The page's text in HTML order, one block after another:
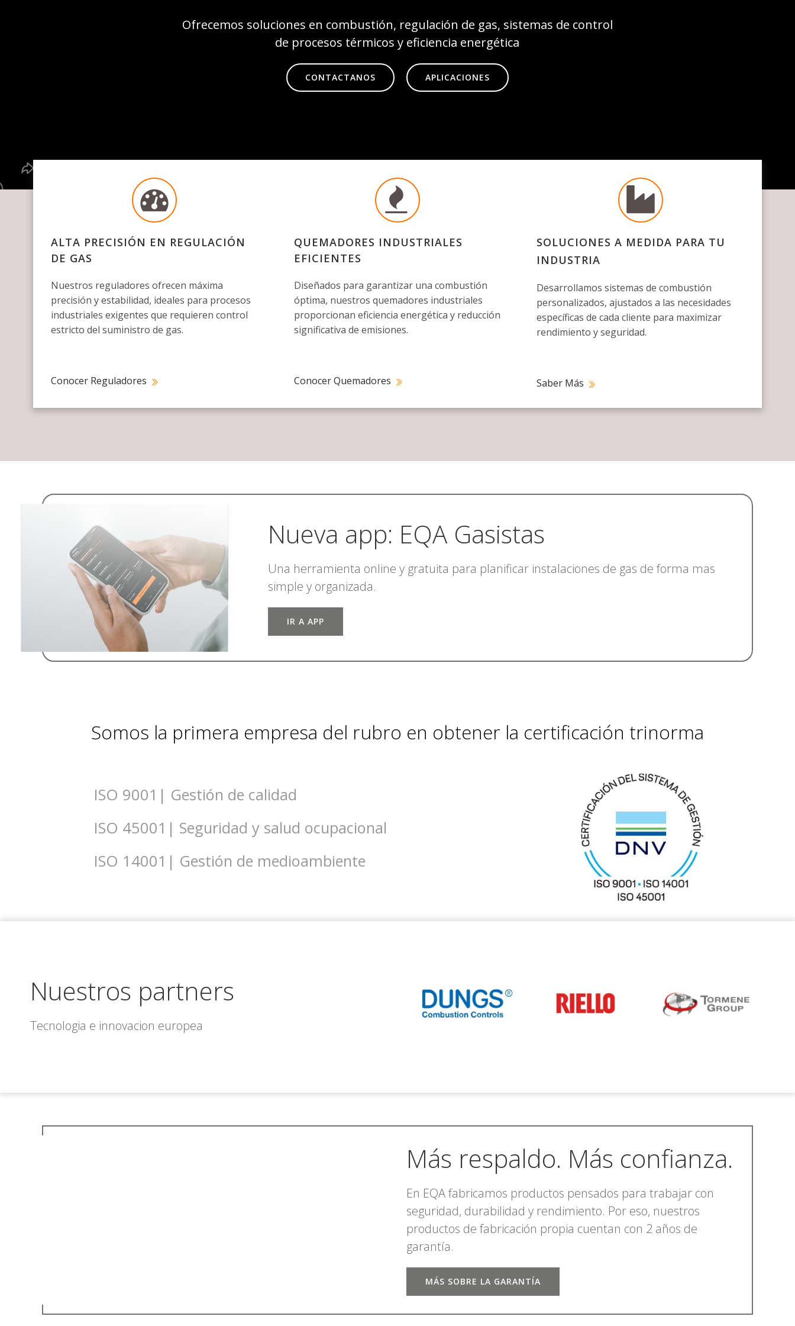
Ofrecemos soluciones en combustión, regulación de gas, sistemas de control
de procesos térmicos y eficiencia energética
CONTACTANOS APLICACIONES
ALTA PRECISIÓN EN REGULACIÓN
DE GAS
Nuestros reguladores ofrecen máxima
precisión y estabilidad, ideales para procesos
industriales exigentes que requieren control
estricto del suministro de gas.
Conocer Reguladores
QUEMADORES INDUSTRIALES
EFICIENTES
Diseñados para garantizar una combustión
óptima, nuestros quemadores industriales
proporcionan eficiencia energética y reducción
significativa de emisiones.
Conocer Quemadores
SOLUCIONES A MEDIDA PARA TU
INDUSTRIA
Desarrollamos sistemas de combustión
personalizados, ajustados a las necesidades
específicas de cada cliente para maximizar
rendimiento y seguridad.
Saber Más
Nueva app: EQA Gasistas
Una herramienta online y gratuita para planificar instalaciones de gas de forma mas
simple y organizada.
IR A APP
Somos la primera empresa del rubro en obtener la certificación trinorma
ISO 9001| Gestión de calidad
ISO 45001| Seguridad y salud ocupacional
ISO 14001| Gestión de medioambiente
Nuestros partners
Tecnologia e innovacion europea
Más respaldo. Más confianza.
En EQA fabricamos productos pensados para trabajar con
seguridad, durabilidad y rendimiento. Por eso, nuestros
productos de fabricación propia cuentan con 2 años de
garantía.
MÁS SOBRE LA GARANTÍA